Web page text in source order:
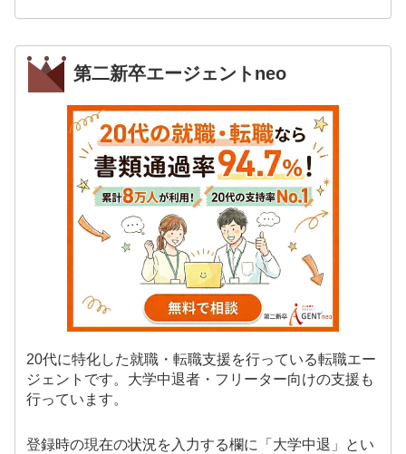
第二新卒エージェントneo
20代に特化した就職・転職支援を行っている転職エー
ジェントです。大学中退者・フリーター向けの支援も
行っています。
登録時の現在の状況を入力する欄に「大学中退」とい